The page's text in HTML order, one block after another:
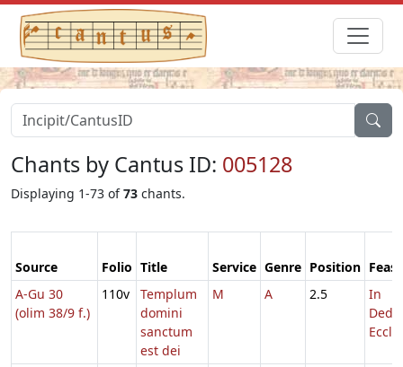
Chants by Cantus ID: 005128
Displaying 1-73 of73 chants.
Source Folio Title Service Genre Position Feast
A-Gu 30
(olim 38/9 f.)
110v
Templum
domini
sanctum
est dei
M A 2.5
In
Eccl.